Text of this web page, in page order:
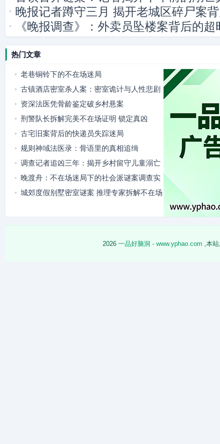
晚报记者蹲守三月 揭开老城区碎尸案
《晚报调查》：外卖员坠楼案背后的
热门文章
老巷铜铃下的不在场迷局
古镇酒店密室杀人案：密室诡计与人性悲剧
资深法医凭骨龄鉴定破乡村悬案
刑警队长拆解完美不在场证明 锁定真凶
古宅旧案背后的快递员失踪迷局
规则神域法医录：骨语里的真相追缉
调查记者追凶三年：揭开乡村留守儿童溺亡
案背后的真相
晚渡舟：不在场迷局下的社会派谜案调查实
录
城郊度假别墅密室谜案 推理专家拆解不在场
2026 一品好脑洞 - www.yphao.com ,本